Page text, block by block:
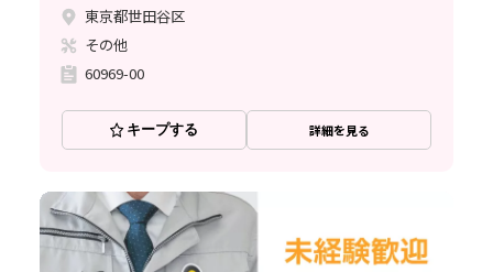
東京都世田谷区
その他
60969-00
キープする 詳細を見る